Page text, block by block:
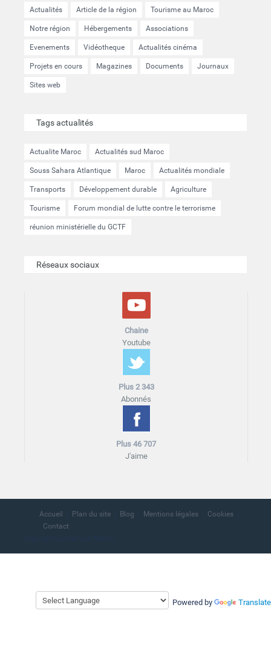
Powered by Translate
Actualités Article de la région Tourisme au Maroc
Notre région Hébergements Associations
Evenements Vidéotheque Actualités cinéma
Projets en cours Magazines Documents Journaux
Sites web
Tags actualités
Actualite Maroc Actualités sud Maroc
Souss Sahara Atlantique Maroc Actualités mondiale
Transports Développement durable Agriculture
Tourisme Forum mondial de lutte contre le terrorisme
réunion ministérielle du GCTF
Réseaux sociaux
Chaine
Youtube
Plus 2 343
Abonnés
Plus 46 707
J'aime
Accueil Plan du site Blog Mentions légales
Cookies
Contact